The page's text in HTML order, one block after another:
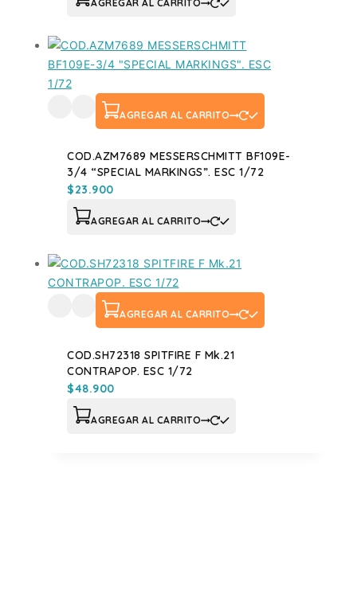
AGREGAR AL CARRITO
AGREGAR AL CARRITO
COD.AZM7689 MESSERSCHMITT BF109E-
3/4 “SPECIAL MARKINGS”. ESC 1/72
$23.900
AGREGAR AL CARRITO
AGREGAR AL CARRITO
COD.SH72318 SPITFIRE F Mk.21
CONTRAPOP. ESC 1/72
$48.900
AGREGAR AL CARRITO